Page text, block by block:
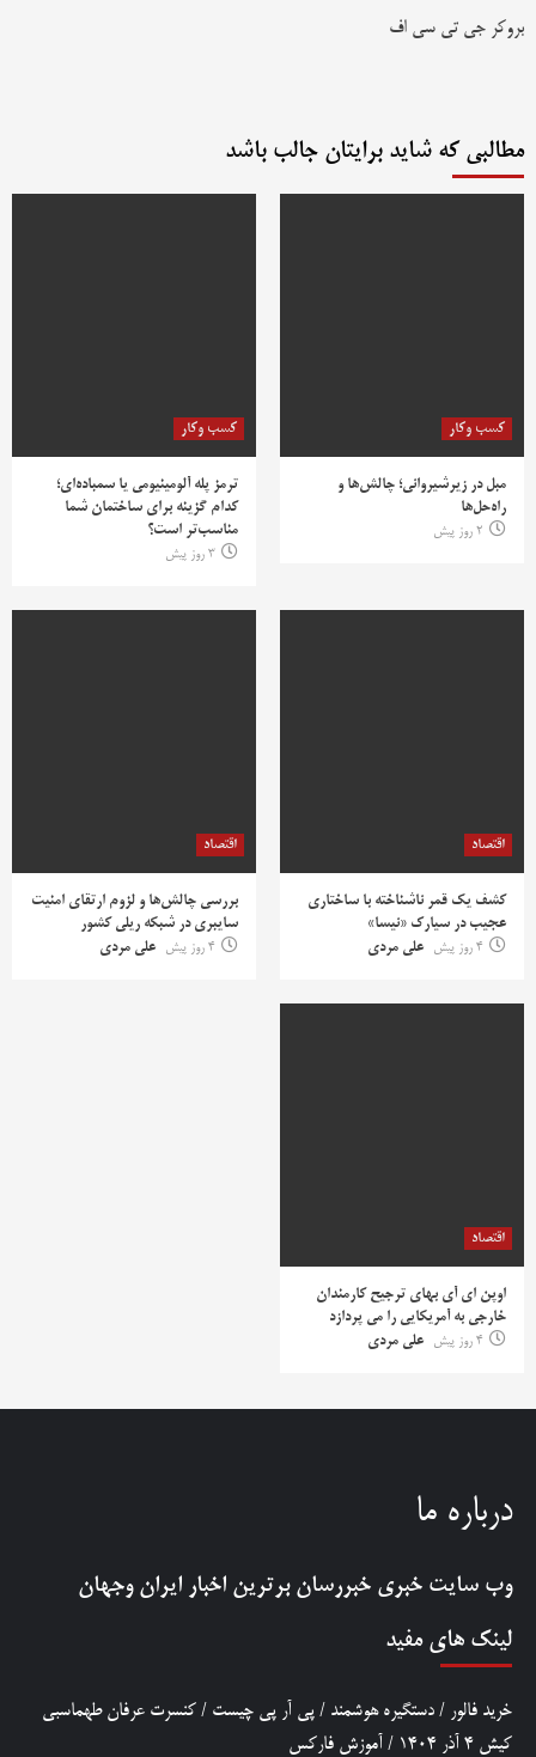
بروکر جی تی سی اف
مطالبی که شاید برایتان جالب باشد
کسب وکار
مبل در زیرشیروانی؛ چالش‌ها و
راه‌حل‌ها
2 روز پیش
کسب وکار
ترمز پله آلومینیومی یا سمباده‌ای؛
کدام گزینه برای ساختمان شما
مناسب‌تر است؟
3 روز پیش
اقتصاد
کشف یک قمر ناشناخته با ساختاری
عجیب در سیارک «نیسا»
4 روز پیش
علی مردی
اقتصاد
بررسی چالش‌ها و لزوم ارتقای امنیت
سایبری در شبکه ریلی کشور
4 روز پیش
علی مردی
اقتصاد
اوپن ای آی بهای ترجیح کارمندان
خارجی به آمریکایی را می پردازد
4 روز پیش
علی مردی
درباره ما
وب سایت خبری خبررسان برترین اخبار ایران وجهان
لینک های مفید
خرید فالور / دستگیره هوشمند / پی آر پی چیست / کنسرت عرفان طهماسبی
کیش 4 آذر 1404
/ آموزش فارکس